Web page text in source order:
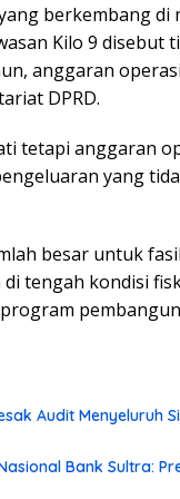
berkembang di
Kilo 9 disebut
anggaran
DPRD.
tetapi anggaran
yang
besar untuk
tengah kondisi
Audit Menyeluruh
Bank Sultra: